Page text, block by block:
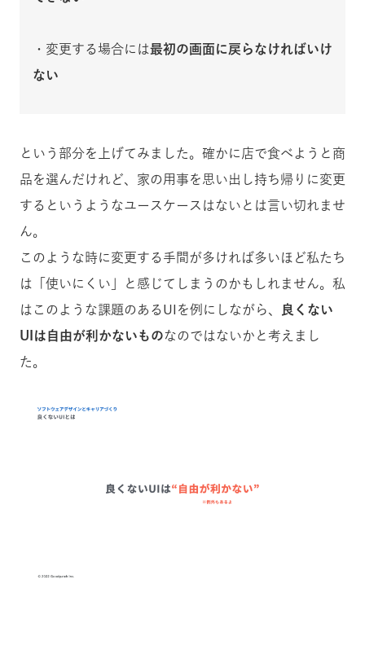
・変更する場合には最初の画面に戻らなければいけ
ない
という部分を上げてみました。 確かに店で食べようと商
品を選んだけれど、家の用事を思い出し持ち帰りに変更
するというようなユースケースはないとは言い切れませ
ん。
このような時に変更する手間が多ければ多いほど私たち
は「使いにくい」と感じてしまうのかもしれません。 私
はこのような課題のあるUIを例にしながら、
良くない
UIは自由が利かないものなのではないかと考えまし
た。